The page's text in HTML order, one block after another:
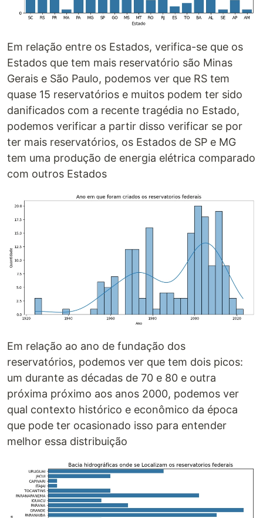
Em relação entre os Estados, verifica-se que os
Estados que tem mais reservatório são Minas
Gerais e São Paulo, podemos ver que RS tem
quase 15 reservatórios e muitos podem ter sido
danificados com a recente tragédia no Estado,
podemos verificar a partir disso verificar se por
ter mais reservatórios, os Estados de SP e MG
tem uma produção de energia elétrica comparado
com outros Estados
Em relação ao ano de fundação dos
reservatórios, podemos ver que tem dois picos:
um durante as décadas de 70 e 80 e outra
próxima próximo aos anos 2000, podemos ver
qual contexto histórico e econômico da época
que pode ter ocasionado isso para entender
melhor essa distribuição